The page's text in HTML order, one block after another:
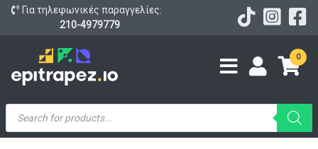
Για τηλεφωνικές παραγγελίες:
210-4979779
0
Products
search